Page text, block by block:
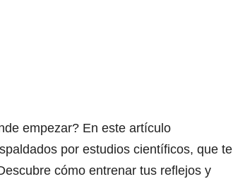
empezar? En este artículo
por estudios científicos, que te
cómo entrenar tus reflejos y